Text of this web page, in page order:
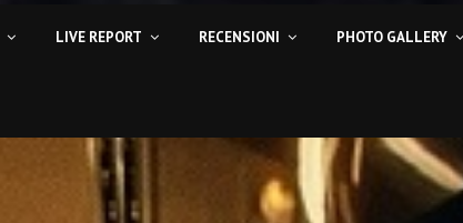
LIVE REPORT RECENSIONI PHOTO GALLERY